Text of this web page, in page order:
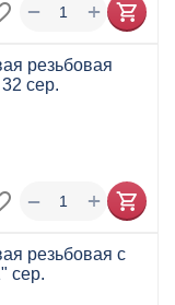
+
−
резьбовая
сер.
+
−
резьбовая с
сер.